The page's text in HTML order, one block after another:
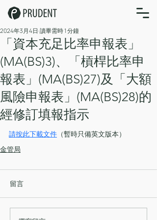
「資本充足比率申報表」
(MA(BS)3)、「槓桿比率申
報表」(MA(BS)27)及「大額
風險申報表」(MA(BS)28)的
經修訂填報指示
2024年3月4日 讀畢需時 1 分鐘
請按此下載文件 （暫時只備英文版本）
金管局
留言